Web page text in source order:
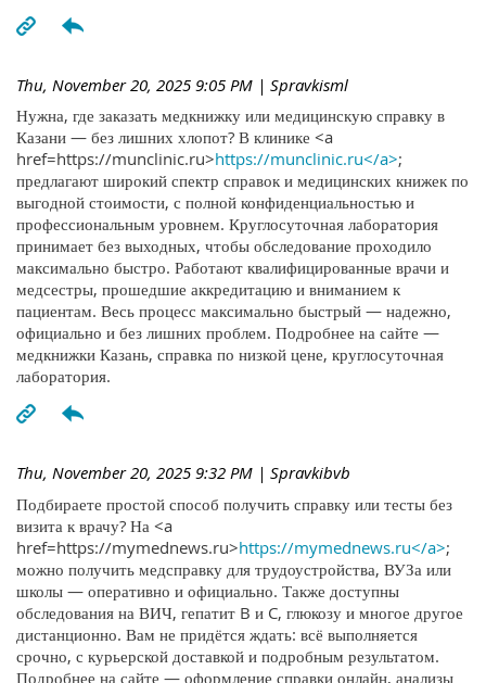
Thu, November 20, 2025 9:05 PM | Spravkisml
Нужна, где заказать медкнижку или медицинскую справку в
Казани — без лишних хлопот? В клинике <a
href=https://munclinic.ru>https://munclinic.ru</a>;
предлагают широкий спектр справок и медицинских книжек по
выгодной стоимости, с полной конфиденциальностью и
профессиональным уровнем. Круглосуточная лаборатория
принимает без выходных, чтобы обследование проходило
максимально быстро. Работают квалифицированные врачи и
медсестры, прошедшие аккредитацию и вниманием к
пациентам. Весь процесс максимально быстрый — надежно,
официально и без лишних проблем. Подробнее на сайте —
медкнижки Казань, справка по низкой цене, круглосуточная
лаборатория.
Thu, November 20, 2025 9:32 PM | Spravkibvb
Подбираете простой способ получить справку или тесты без
визита к врачу? На <a
href=https://mymednews.ru>https://mymednews.ru</a>;
можно получить медсправку для трудоустройства, ВУЗа или
школы — оперативно и официально. Также доступны
обследования на ВИЧ, гепатит B и C, глюкозу и многое другое
дистанционно. Вам не придётся ждать: всё выполняется
срочно, с курьерской доставкой и подробным результатом.
Подробнее на сайте — оформление справки онлайн, анализы